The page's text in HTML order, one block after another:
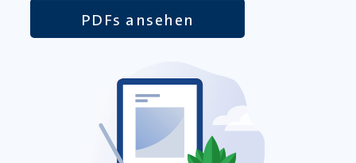
PDFs ansehen